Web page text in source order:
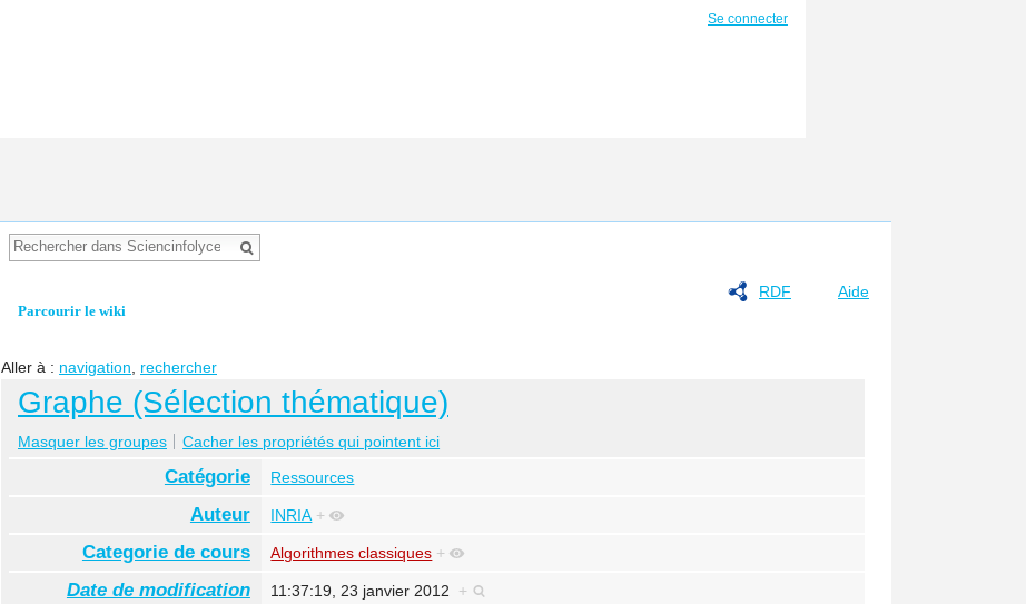
RDF Aide
Parcourir le wiki
Aller à : navigation rechercher
Graphe (Sélection thématique)
Masquer les groupes Cacher les propriétés qui pointent ici
Catégorie Ressources
Auteur INRIA +
Categorie de cours Algorithmes classiques +
Date de modification 11:37:19, 23 janvier 2012 +
Se connecter